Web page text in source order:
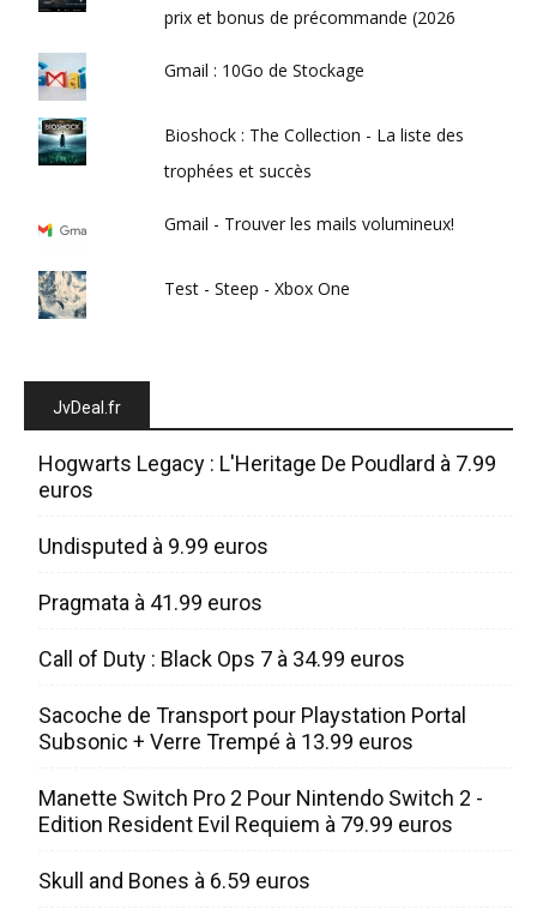
prix et bonus de précommande (2026
Gmail : 10Go de Stockage
Bioshock : The Collection - La liste des
trophées et succès
Gmail - Trouver les mails volumineux!
Test - Steep - Xbox One
JvDeal.fr
Hogwarts Legacy : L'Heritage De Poudlard à 7.99
euros
Undisputed à 9.99 euros
Pragmata à 41.99 euros
Call of Duty : Black Ops 7 à 34.99 euros
Sacoche de Transport pour Playstation Portal
Subsonic + Verre Trempé à 13.99 euros
Manette Switch Pro 2 Pour Nintendo Switch 2 -
Edition Resident Evil Requiem à 79.99 euros
Skull and Bones à 6.59 euros